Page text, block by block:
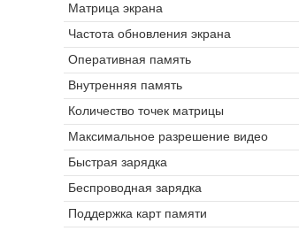
Матрица экрана
Частота обновления экрана
Оперативная память
Внутренняя память
Количество точек матрицы
Максимальное разрешение видео
Быстрая зарядка
Беспроводная зарядка
Поддержка карт памяти